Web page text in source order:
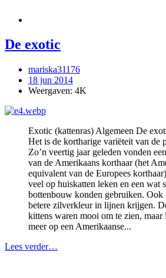
De exotic
mariska31176
18 jun 2014
Weergaven: 4K
Exotic (kattenras) Algemeen De
Het is de kortharige variëteit van de
Zo’n veertig jaar geleden vonden
van de Amerikaans korthaar (het
equivalent van de Europees
veel op huiskatten leken en een wat
bottenbouw konden gebruiken. Ook
betere zilverkleur in lijnen krijgen.
kittens waren mooi om te zien, maar
meer op een Amerikaanse...
Lees verder…